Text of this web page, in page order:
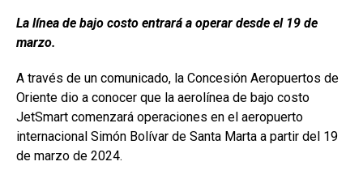
La línea de bajo costo entrará a operar desde el 19 de
marzo.
A través de un comunicado, la Concesión Aeropuertos de
Oriente dio a conocer que la aerolínea de bajo costo
JetSmart comenzará operaciones en el aeropuerto
internacional Simón Bolívar de Santa Marta a partir del 19
de marzo de 2024.